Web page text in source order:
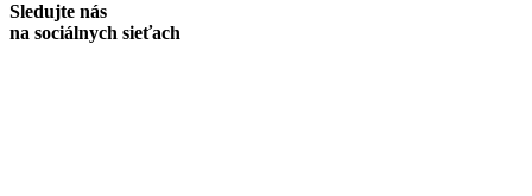
Sledujte nás
na sociálnych sieťach